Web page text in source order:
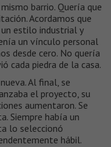
barrio. Quería que
Acordamos que
estilo industrial y
un vínculo personal
desde cero. No quería
cada piedra de la casa.
Al final, se
el proyecto, su
aumentaron. Se
Siempre había un
lo seleccionó
hábil.